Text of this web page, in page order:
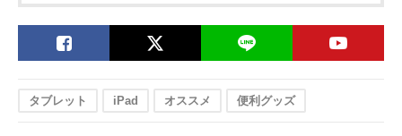
タブレット iPad オススメ 便利グッズ